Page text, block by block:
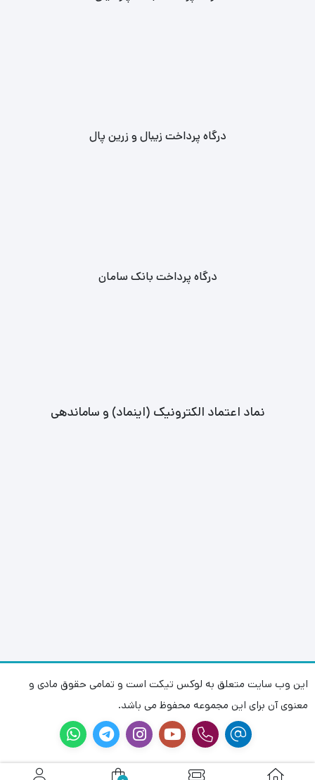
درگاه پرداخت زیبال و زرین پال
درگاه پرداخت بانک سامان
نماد اعتماد الکترونیک (اینماد) و ساماندهی
این وب سایت متعلق به لوکس تیکت است و تمامی حقوق مادی و
معنوی آن برای این مجموعه محفوظ می باشد.